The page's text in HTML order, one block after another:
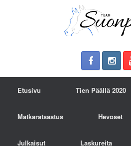
Etusivu Tien Päällä 2020
Matkaratsastus Hevoset
Julkaisut Laskureita